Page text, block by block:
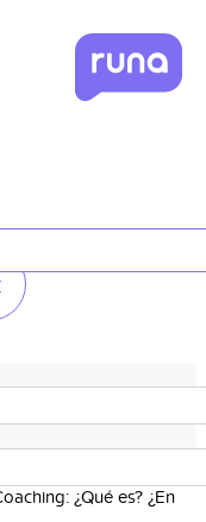
¿Qué es? ¿En